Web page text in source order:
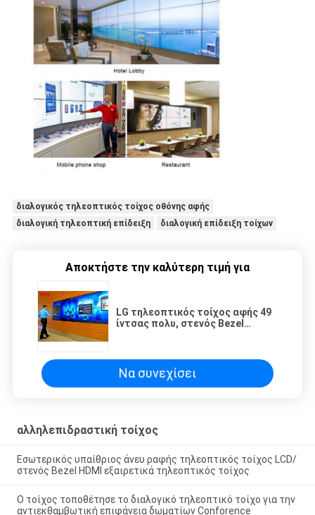
διαλογικός τηλεοπτικός τοίχος οθόνης αφής
διαλογική τηλεοπτική επίδειξη
διαλογική επίδειξη τοίχων
Αποκτήστε την καλύτερη τιμή για
LG τηλεοπτικός τοίχος αφής 49
ίντσας πολυ, στενός Bezel
Να συνεχίσει
αλληλεπιδραστική τοίχος
Εσωτερικός υπαίθριος άνευ ραφής τηλεοπτικός τοίχος LCD/
στενός Bezel HDMI εξαιρετικά τηλεοπτικός τοίχος
Ο τοίχος τοποθέτησε το διαλογικό τηλεοπτικό τοίχο για την
αντιεκθαμβωτική επιφάνεια δωματίων Conforence